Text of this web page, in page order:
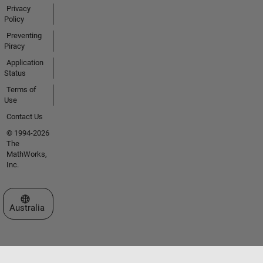
Privacy
Policy
Preventing
Piracy
Application
Status
Terms of
Use
Contact Us
© 1994-2026
The
MathWorks,
Inc.
Select a Web Site
Australia